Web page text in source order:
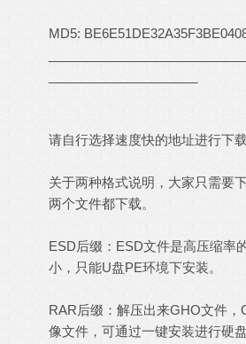
MD5:
请自行选择速度快的地址进行下载
关于两种格式说明，大家只需要
两个文件都下载。
ESD后缀：ESD文件是高压缩率
小，只能U盘PE环境下安装。
RAR后缀：解压出来GHO文件
像文件，可通过一键安装进行硬